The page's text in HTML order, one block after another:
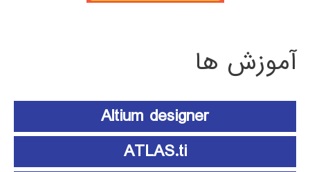
آموزش ها
Altium designer
ATLAS.ti